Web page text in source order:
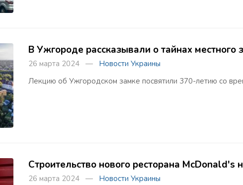
В Ужгороде рассказывали о тайнах местного
26 марта 2024 — Новости Украины
Лекцию об Ужгородском замке посвятили 370-летию со
Строительство нового ресторана McDonald's
26 марта 2024 — Новости Украины